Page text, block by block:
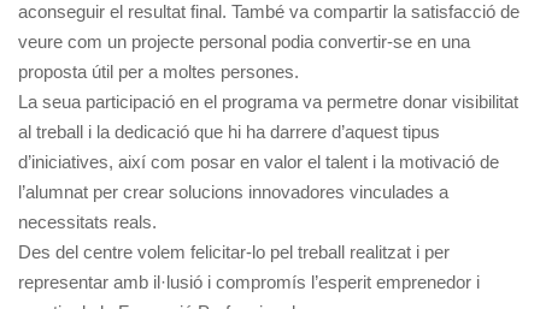
aconseguir el resultat final. També va compartir la satisfacció de
veure com un projecte personal podia convertir-se en una
proposta útil per a moltes persones.
La seua participació en el programa va permetre donar visibilitat
al treball i la dedicació que hi ha darrere d’aquest tipus
d’iniciatives, així com posar en valor el talent i la motivació de
l’alumnat per crear solucions innovadores vinculades a
necessitats reals.
Des del centre volem felicitar-lo pel treball realitzat i per
representar amb il·lusió i compromís l’esperit emprenedor i